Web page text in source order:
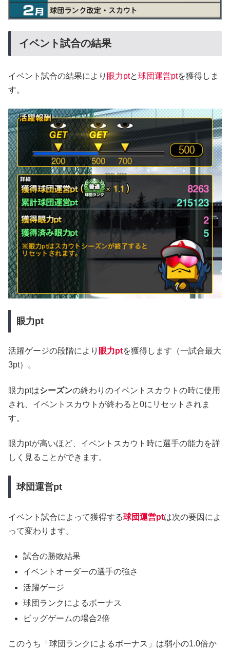
イベント試合の結果
イベント試合の結果により 眼力ptと球団運営ptを獲得しま
す。
眼力pt
活躍ゲージの段階により 眼力ptを獲得します（一試合最大
3pt）。
眼力ptはシーズンの終わりのイベントスカウトの時に使用
され、イベントスカウトが終わると0にリセットされま
す。
眼力ptが高いほど、イベントスカウト時に選手の能力を詳
しく見ることができます。
球団運営pt
イベント試合によって獲得する球団運営ptは次の要因によ
って変わります。
試合の勝敗結果
イベントオーダーの選手の強さ
活躍ゲージ
球団ランクによるボーナス
ビッグゲームの場合2倍
このうち「球団ランクによるボーナス」は弱小の1.0倍か